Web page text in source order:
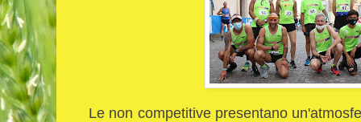
Le non competitive presentano